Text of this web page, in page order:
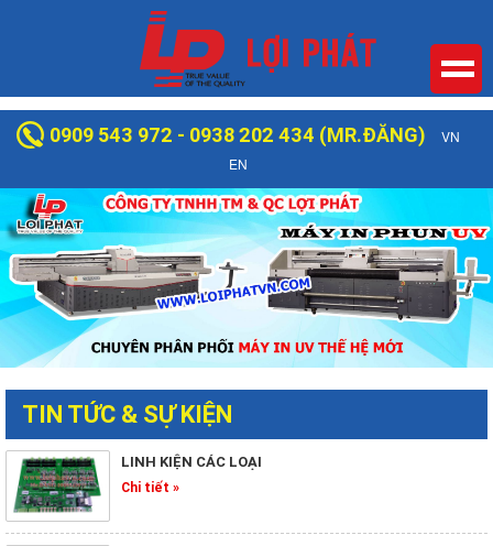
0909 543 972 - 0938 202 434 (MR.ĐĂNG)
VN
EN
TIN TỨC & SỰ KIỆN
LINH KIỆN CÁC LOẠI
Chi tiết »